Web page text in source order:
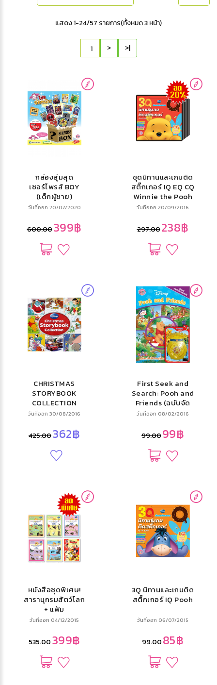
แสดง 1-24/57 รายการ(ทั้งหมด 3 หน้า)
> >|
กล่องสุ่มสุด
เซอร์ไพรส์ BOY
(เด็กผู้ชาย)
วันที่ออก 20/07/2020
600.00399฿
ชุดนิทานและเกมติด
สติ๊กเกอร์ IQ EQ CQ
Winnie the Pooh
วันที่ออก 20/09/2016
297.00238฿
CHRISTMAS
STORYBOOK
COLLECTION
วันที่ออก 30/08/2016
425.00362฿
First Seek and
Search: Pooh and
Friends (ฉบับจัด
พิมพ์ใหม่) + เกมตก
วันที่ออก 08/02/2016
99.0099฿
หนังสือชุดพิเศษ!
สารานุกรมสัตว์โลก
+ แฟ้ม
วันที่ออก 04/12/2015
535.00399฿
3Q นิทานและเกมติด
สติ๊กเกอร์ IQ Pooh
วันที่ออก 06/07/2015
99.0085฿